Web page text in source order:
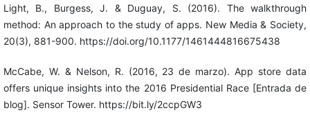
Light, B., Burgess, J. & Duguay, S. (2016). The walkthrough
method: An approach to the study of apps. New Media & Society,
20(3), 881-900. https://doi.org/10.1177/1461444816675438
McCabe, W. & Nelson, R. (2016, 23 de marzo). App store data
offers unique insights into the 2016 Presidential Race [Entrada de
blog]. Sensor Tower. https://bit.ly/2ccpGW3